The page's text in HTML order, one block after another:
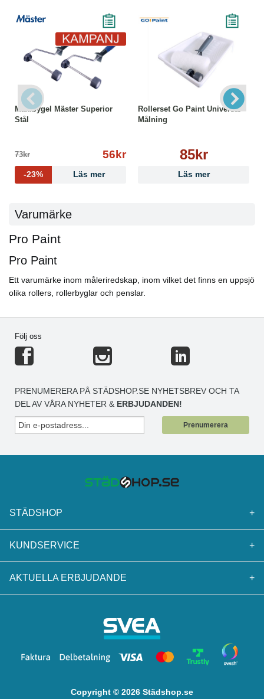
Maxibygel Mäster Superior
Stål
73kr 56kr
-23% Läs mer
Rollerset Go Paint Universal
Målning
85kr
Läs mer
Varumärke
Pro Paint
Pro Paint
Ett varumärke inom måleriredskap, inom vilket det finns en uppsjö
olika rollers, rollerbyglar och penslar.
Följ oss
PRENUMERERA PÅ STÄDSHOP.SE NYHETSBREV OCH TA
DEL AV VÅRA NYHETER & ERBJUDANDEN!
Prenumerera
STÄDSHOP +
KUNDSERVICE +
AKTUELLA ERBJUDANDE +
Copyright © 2026 Städshop.se